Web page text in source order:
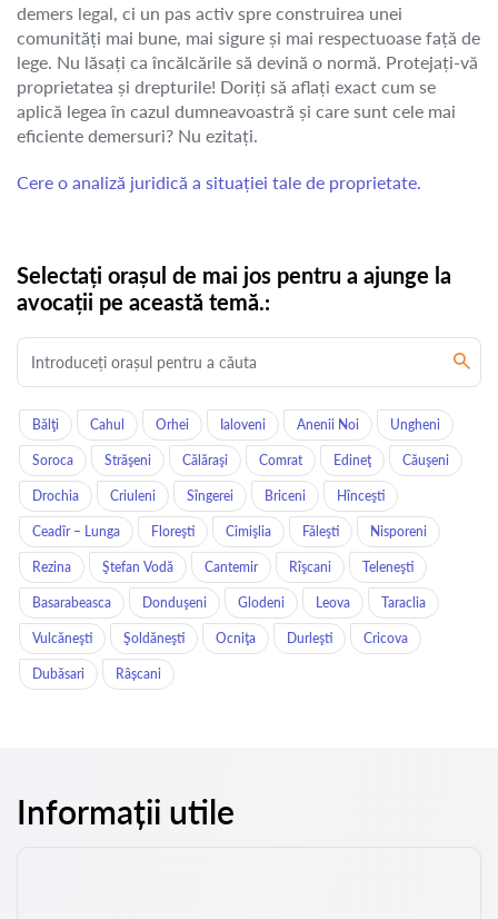
demers legal, ci un pas activ spre construirea unei
comunități mai bune, mai sigure și mai respectuoase față de
lege. Nu lăsați ca încălcările să devină o normă. Protejați-vă
proprietatea și drepturile! Doriți să aflați exact cum se
aplică legea în cazul dumneavoastră și care sunt cele mai
eficiente demersuri? Nu ezitați.
Cere o analiză juridică a situației tale de proprietate.
Selectați orașul de mai jos pentru a ajunge la
avocații pe această temă.:
Bălţi Cahul Orhei Ialoveni Anenii Noi Ungheni
Soroca Străşeni Călăraşi Comrat Edineţ Căuşeni
Drochia Criuleni Sîngerei Briceni Hînceşti
Ceadîr – Lunga Floreşti Cimişlia Făleşti Nisporeni
Rezina Ştefan Vodă Cantemir Rîşcani Teleneşti
Basarabeasca Donduşeni Glodeni Leova Taraclia
Vulcăneşti Şoldăneşti Ocniţa Durleşti Cricova
Dubăsari Râșcani
Informații utile